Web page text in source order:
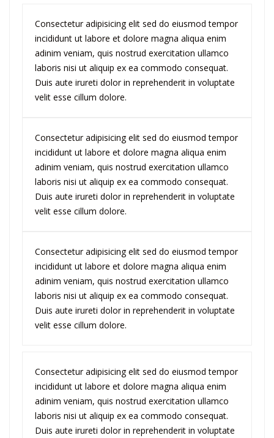
Consectetur adipisicing elit sed do eiusmod tempor
incididunt ut labore et dolore magna aliqua enim
adinim veniam, quis nostrud exercitation ullamco
laboris nisi ut aliquip ex ea commodo consequat.
Duis aute irureti dolor in reprehenderit in voluptate
velit esse cillum dolore.
Consectetur adipisicing elit sed do eiusmod tempor
incididunt ut labore et dolore magna aliqua enim
adinim veniam, quis nostrud exercitation ullamco
laboris nisi ut aliquip ex ea commodo consequat.
Duis aute irureti dolor in reprehenderit in voluptate
velit esse cillum dolore.
Consectetur adipisicing elit sed do eiusmod tempor
incididunt ut labore et dolore magna aliqua enim
adinim veniam, quis nostrud exercitation ullamco
laboris nisi ut aliquip ex ea commodo consequat.
Duis aute irureti dolor in reprehenderit in voluptate
velit esse cillum dolore.
Consectetur adipisicing elit sed do eiusmod tempor
incididunt ut labore et dolore magna aliqua enim
adinim veniam, quis nostrud exercitation ullamco
laboris nisi ut aliquip ex ea commodo consequat.
Duis aute irureti dolor in reprehenderit in voluptate